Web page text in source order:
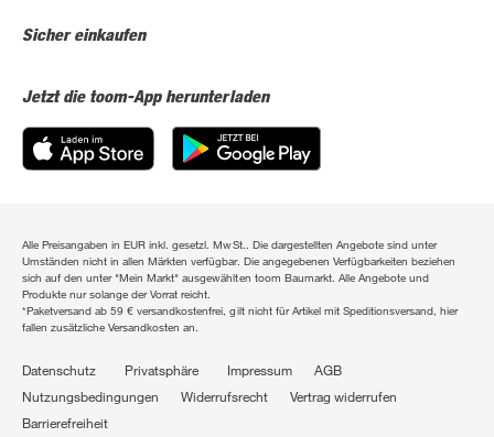
Sicher einkaufen
Jetzt die toom-App herunterladen
Alle Preisangaben in EUR inkl. gesetzl. MwSt.. Die dargestellten Angebote sind unter
Umständen nicht in allen Märkten verfügbar. Die angegebenen Verfügbarkeiten beziehen
sich auf den unter "Mein Markt" ausgewählten toom Baumarkt. Alle Angebote und
Produkte nur solange der Vorrat reicht.
*Paketversand ab 59 € versandkostenfrei, gilt nicht für Artikel mit Speditionsversand, hier
fallen zusätzliche Versandkosten an.
Datenschutz Privatsphäre Impressum
AGB
Nutzungsbedingungen
Widerrufsrecht
Vertrag widerrufen
Barrierefreiheit